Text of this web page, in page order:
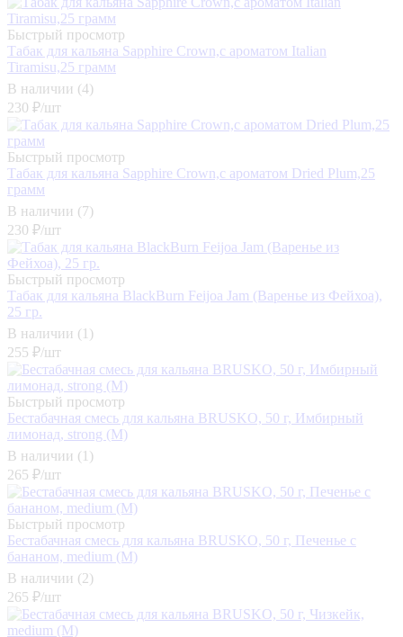
Быстрый просмотр
Табак для кальяна Sapphire Crown,с ароматом Italian
Tiramisu,25 грамм
В наличии (4)
230 ₽/шт
Быстрый просмотр
Табак для кальяна Sapphire Crown,с ароматом Dried Plum,25
грамм
В наличии (7)
230 ₽/шт
Быстрый просмотр
Табак для кальяна BlackBurn Feijoa Jam (Варенье из Фейхоа),
25 гр.
В наличии (1)
255 ₽/шт
Быстрый просмотр
Бестабачная смесь для кальяна BRUSKO, 50 г, Имбирный
лимонад, strong (М)
В наличии (1)
265 ₽/шт
Быстрый просмотр
Бестабачная смесь для кальяна BRUSKO, 50 г, Печенье с
бананом, medium (М)
В наличии (2)
265 ₽/шт